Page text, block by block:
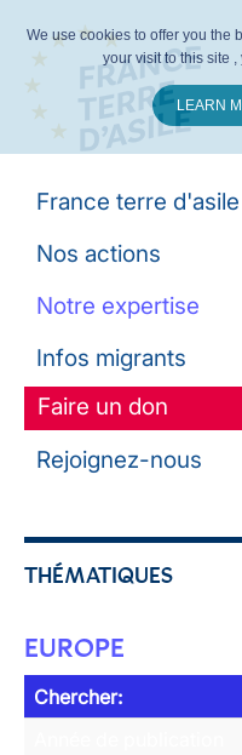
France terre d'asile
Nos actions
Notre expertise
Infos migrants
Faire un don
Rejoignez-nous
THÉMATIQUES
EUROPE
Chercher:
We use cookies to offer you the
your visit to this site
LEARN